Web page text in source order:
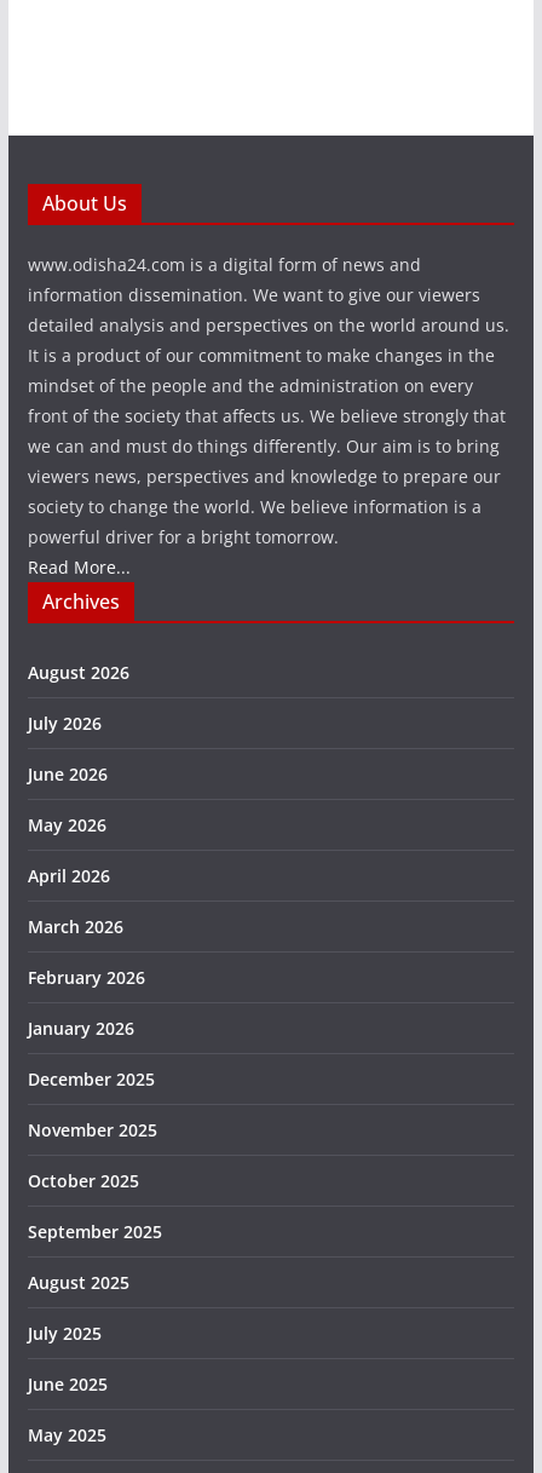
About Us
www.odisha24.com is a digital form of news and
information dissemination. We want to give our viewers
detailed analysis and perspectives on the world around us.
It is a product of our commitment to make changes in the
mindset of the people and the administration on every
front of the society that affects us. We believe strongly that
we can and must do things differently. Our aim is to bring
viewers news, perspectives and knowledge to prepare our
society to change the world. We believe information is a
powerful driver for a bright tomorrow.
Read More...
Archives
August 2026
July 2026
June 2026
May 2026
April 2026
March 2026
February 2026
January 2026
December 2025
November 2025
October 2025
September 2025
August 2025
July 2025
June 2025
May 2025